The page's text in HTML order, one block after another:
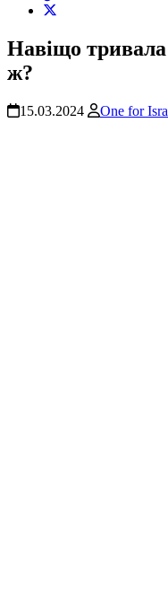
Навіщо тривала
ж?
15.03.2024 One for